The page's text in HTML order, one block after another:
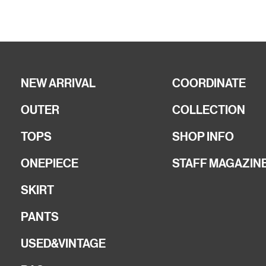
NEW ARRIVAL
OUTER
TOPS
ONEPIECE
SKIRT
PANTS
USED&VINTAGE
COORDINATE
COLLECTION
SHOP INFO
STAFF